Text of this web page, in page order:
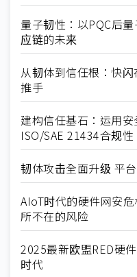
量子韧性：以PQC后
应链的未来
从韧体到信任根：快
推手
建构信任基石：运用
ISO/SAE 21434合规性
韧体攻击全面升级 平
AIoT时代的硬件网安
所不在的风险
2025最新欧盟RED硬
时代